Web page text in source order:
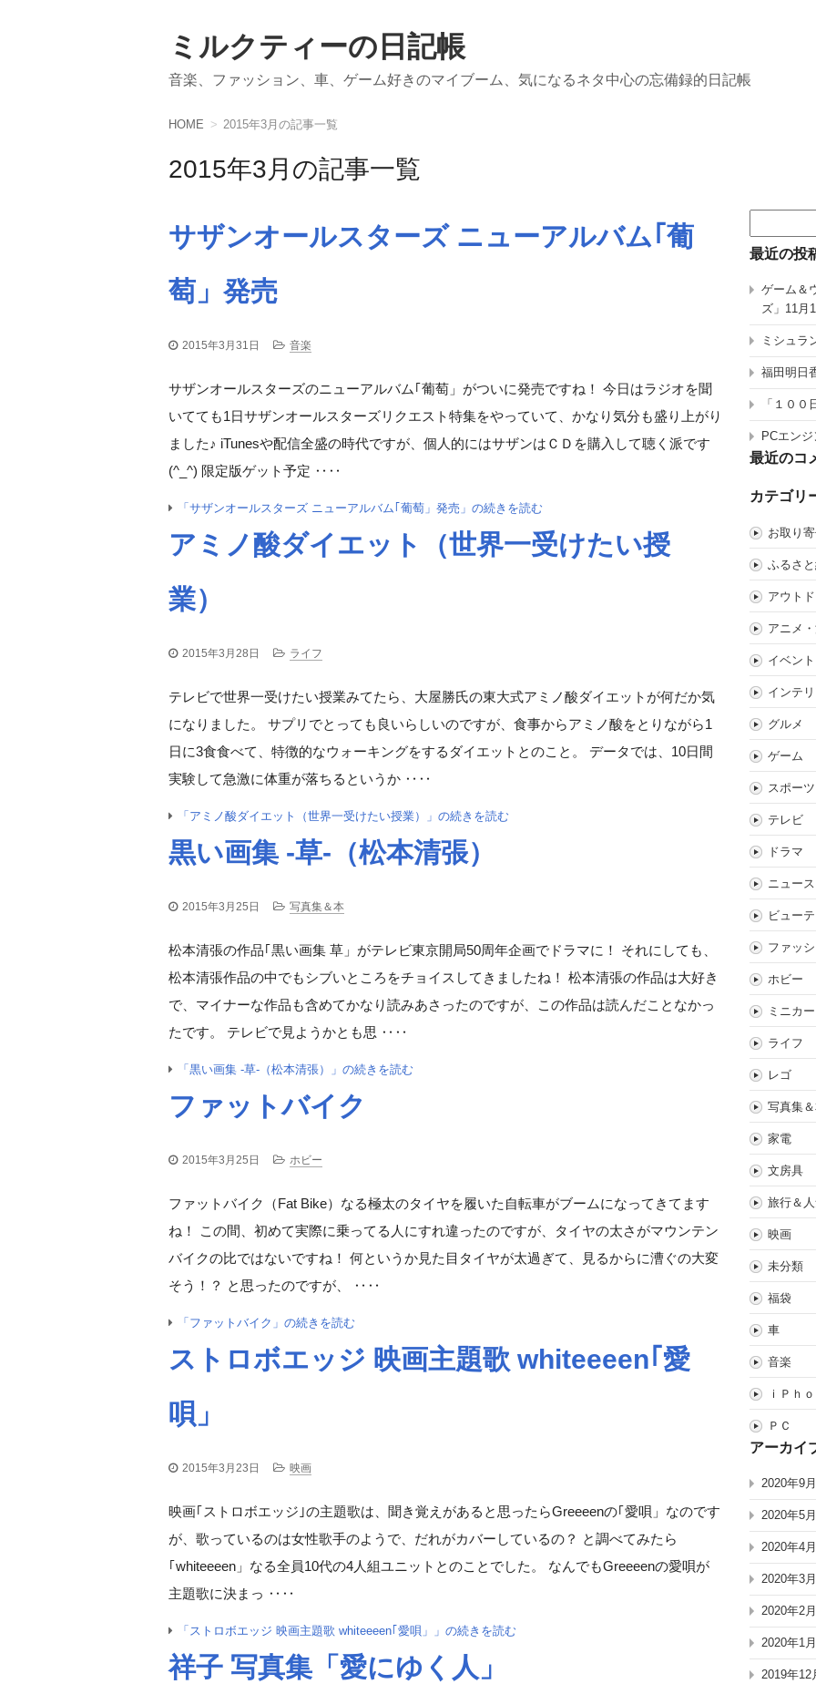
ミルクティーの日記帳
音楽、ファッション、車、ゲーム好きのマイブーム、気になるネタ中心の忘備録的日記帳
HOME 2015年3月の記事一覧
2015年3月の記事一覧
サザンオールスターズ ニューアルバム｢葡
萄」発売
2015年3月31日 音楽
サザンオールスターズのニューアルバム｢葡萄」がついに発売ですね！ 今日はラジオを聞
いてても1日サザンオールスターズリクエスト特集をやっていて、かなり気分も盛り上がり
ました♪ iTunesや配信全盛の時代ですが、個人的にはサザンはＣＤを購入して聴く派です
(^_^) 限定版ゲット予定 ‥‥
「サザンオールスターズ ニューアルバム｢葡萄」発売」の続きを読む
アミノ酸ダイエット（世界一受けたい授
業）
2015年3月28日 ライフ
テレビで世界一受けたい授業みてたら、大屋勝氏の東大式アミノ酸ダイエットが何だか気
になりました。 サプリでとっても良いらしいのですが、食事からアミノ酸をとりながら1
日に3食食べて、特徴的なウォーキングをするダイエットとのこと。 データでは、10日間
実験して急激に体重が落ちるというか ‥‥
「アミノ酸ダイエット（世界一受けたい授業）」の続きを読む
黒い画集 -草-（松本清張）
2015年3月25日 写真集＆本
松本清張の作品｢黒い画集 草」がテレビ東京開局50周年企画でドラマに！ それにしても、
松本清張作品の中でもシブいところをチョイスしてきましたね！ 松本清張の作品は大好き
で、マイナーな作品も含めてかなり読みあさったのですが、この作品は読んだことなかっ
たです。 テレビで見ようかとも思 ‥‥
「黒い画集 -草-（松本清張）」の続きを読む
ファットバイク
2015年3月25日 ホビー
ファットバイク（Fat Bike）なる極太のタイヤを履いた自転車がブームになってきてます
ね！ この間、初めて実際に乗ってる人にすれ違ったのですが、タイヤの太さがマウンテン
バイクの比ではないですね！ 何というか見た目タイヤが太過ぎて、見るからに漕ぐの大変
そう！？ と思ったのですが、 ‥‥
「ファットバイク」の続きを読む
ストロボエッジ 映画主題歌 whiteeeen｢愛
唄」
2015年3月23日 映画
映画｢ストロボエッジ｣の主題歌は、聞き覚えがあると思ったらGreeeenの｢愛唄」なのです
が、歌っているのは女性歌手のようで、だれがカバーしているの？ と調べてみたら
｢whiteeeen」なる全員10代の4人組ユニットとのことでした。 なんでもGreeeenの愛唄が
主題歌に決まっ ‥‥
「ストロボエッジ 映画主題歌 whiteeeen｢愛唄」」の続きを読む
祥子 写真集「愛にゆく人」
索:
最近の投
ゲーム＆
ズ」11月
ミシュラ
福田明日
「１０
PCエン
最近のコ
カテゴリ
お取り
ふるさ
アウト
アニメ
イベント
インテ
グルメ
ゲーム
スポーツ
テレビ
ドラマ
ニュース
ビュー
ファッ
ホビー
ミニカー
ライフ
レゴ
写真集
家電
文房具
旅行＆
映画
未分類
福袋
車
音楽
ｉＰｈ
ＰＣ
アーカイ
2020年9月
2020年5月
2020年4月
2020年3月
2020年2月
2020年1月
2019年12